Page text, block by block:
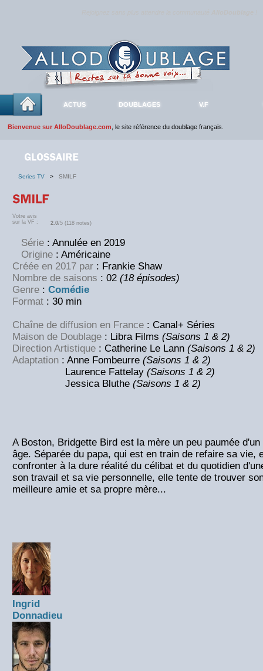
ACTUS DOUBLAGES V.F
Bienvenue sur AlloDoublage.com , le site référence du doublage français.
Series TV > SMILF
Votre avis
sur la VF :
2.0/5 (118 notes)
Série : Annulée en 2019
Origine : Américaine
Créée en 2017 par : Frankie Shaw
Nombre de saisons : 02 (18 épisodes)
Genre : Comédie
Format : 30 min
Chaîne de diffusion en France : Canal+ Séries
Maison de Doublage : Libra Films (Saisons 1 & 2)
Direction Artistique : Catherine Le Lann (Saisons 1 & 2)
Adaptation : Anne Fombeurre (Saisons 1 & 2)
Laurence Fattelay (Saisons 1 & 2)
Jessica Bluthe (Saisons 1 & 2)
A Boston, Bridgette Bird est la mère un peu paumée
âge. Séparée du papa, qui est en train de refaire sa vie,
confronter à la dure réalité du célibat et du quotidien
son travail et sa vie personnelle, elle tente de trouver
meilleure amie et sa propre mère...
Ingrid
Donnadieu